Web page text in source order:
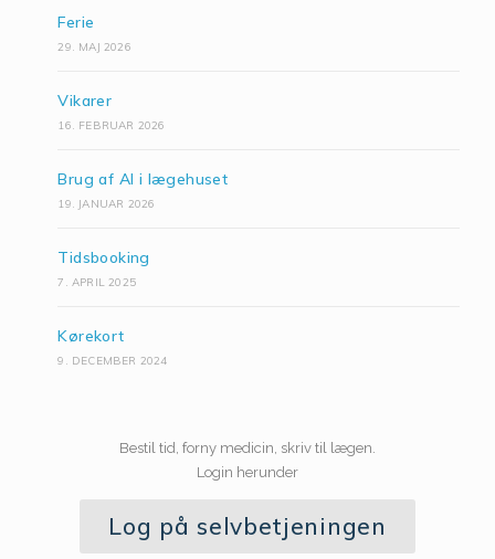
Ferie
29. MAJ 2026
Vikarer
16. FEBRUAR 2026
Brug af AI i lægehuset
19. JANUAR 2026
Tidsbooking
7. APRIL 2025
Kørekort
9. DECEMBER 2024
Bestil tid, forny medicin, skriv til lægen.
Login herunder
Log på selvbetjeningen